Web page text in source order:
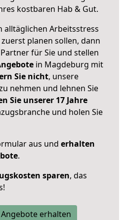
kostbaren Hab & Gut.
alltäglichen Arbeitsstress
planen sollen, dann
für Sie und stellen
in Magdeburg mit
Sie nicht, unsere
nehmen und lehnen Sie
Sie unserer 17 Jahre
und holen Sie
aus und erhalten
.
sparen, das
erhalten